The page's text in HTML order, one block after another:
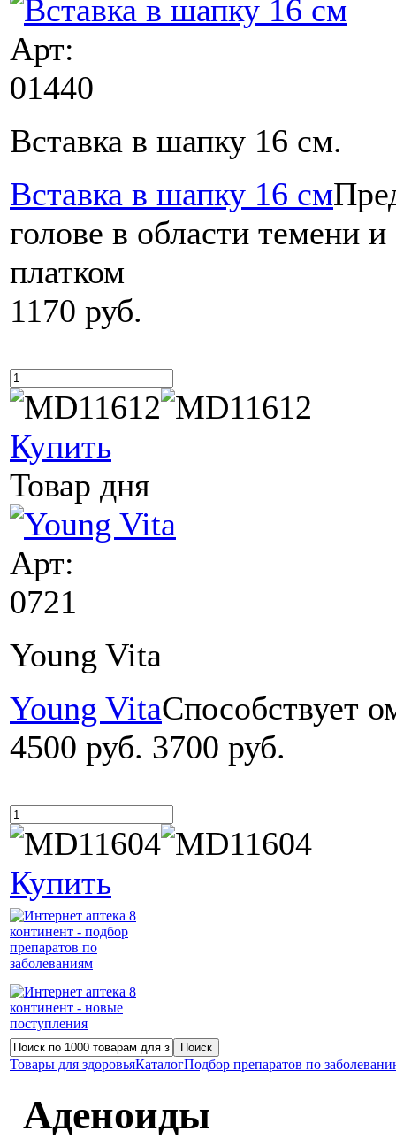
Арт:
01440
Вставка в шапку 16 cм.
Вставка в шапку 16 см
голове в области темени
платком
1170 руб.
Купить
Товар дня
Арт:
0721
Young Vita
Young VitaCпособствует
4500 руб. 3700 руб.
Купить
Товары для здоровьяКаталогПодбор препаратов по
Аденоиды